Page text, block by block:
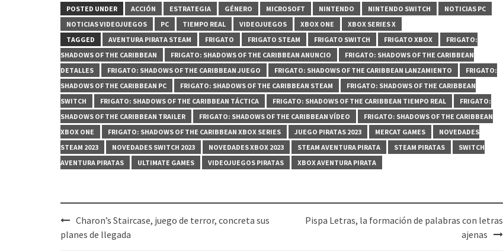
POSTED UNDER ACCIÓN ESTRATEGIA GÉNERO MICROSOFT NINTENDO NINTENDO SWITCH
NOTICIAS PC
NOTICIAS VIDEOJUEGOS
PC TIEMPO REAL VIDEOJUEGOS XBOX ONE
XBOX SERIES X
TAGGED
AVENTURA PIRATA STEAM FRIGATO FRIGATO STEAM FRIGATO SWITCH FRIGATO XBOX
FRIGATO:
SHADOWS OF THE CARIBBEAN
FRIGATO: SHADOWS OF THE CARIBBEAN ANUNCIO
FRIGATO: SHADOWS OF THE CARIBBEAN
DETALLES
FRIGATO: SHADOWS OF THE CARIBBEAN JUEGO FRIGATO: SHADOWS OF THE CARIBBEAN LANZAMIENTO
FRIGATO:
SHADOWS OF THE CARIBBEAN PC
FRIGATO: SHADOWS OF THE CARIBBEAN STEAM
FRIGATO: SHADOWS OF THE CARIBBEAN
SWITCH
FRIGATO: SHADOWS OF THE CARIBBEAN TÁCTICA FRIGATO: SHADOWS OF THE CARIBBEAN TIEMPO REAL
FRIGATO:
SHADOWS OF THE CARIBBEAN TRAILER
FRIGATO: SHADOWS OF THE CARIBBEAN VÍDEO
FRIGATO: SHADOWS OF THE CARIBBEAN
XBOX ONE
FRIGATO: SHADOWS OF THE CARIBBEAN XBOX SERIES JUEGO PIRATAS 2023 MERCAT GAMES
NOVEDADES
STEAM 2023
NOVEDADES SWITCH 2023 NOVEDADES XBOX 2023 STEAM AVENTURA PIRATA STEAM PIRATAS
SWITCH
AVENTURA PIRATAS
ULTIMATE GAMES VIDEOJUEGOS PIRATAS XBOX AVENTURA PIRATA
Post
navigation
Charon’s Staircase, juego de terror, concreta sus
planes de llegada
Pispa Letras, la formación de palabras con letras
ajenas